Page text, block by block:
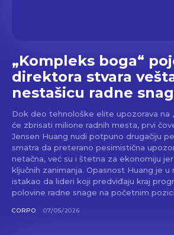
„Kompleks boga“
direktora stvara
nestašicu radne
Dok deo tehnološke elite upozorava na
će zbrisati milione radnih mesta, prvi
Jensen Huang nudi potpuno drugačiju
smatra da preterano pesimistična
netačna, već su i štetna za ekonomiju
ključnih zanimanja. Opasnost Huang je u nedavnom intervjuu
istakao da lideri koji predviđaju kraj
polovine radne snage na početnim
CORPO 07/05/2026